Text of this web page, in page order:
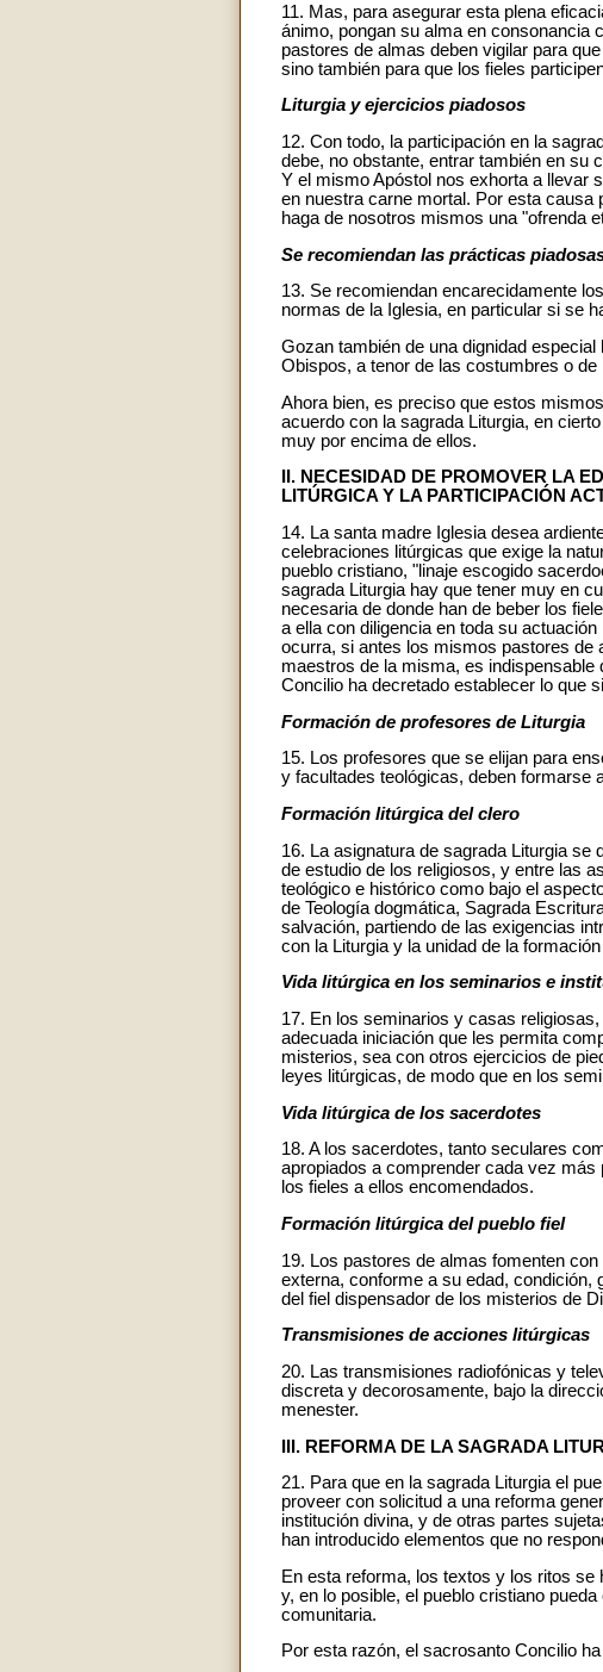
11. Mas, para asegurar esta plena
ánimo, pongan su alma en consonancia
pastores de almas deben vigilar para
sino también para que los fieles
Liturgia y ejercicios piadosos
12. Con todo, la participación en la
debe, no obstante, entrar también en su
Y el mismo Apóstol nos exhorta a llevar
en nuestra carne mortal. Por esta causa
haga de nosotros mismos una "ofrenda
Se recomiendan las prácticas
13. Se recomiendan encarecidamente
normas de la Iglesia, en particular si se
Gozan también de una dignidad
Obispos, a tenor de las costumbres o
Ahora bien, es preciso que estos
acuerdo con la sagrada Liturgia, en
muy por encima de ellos.
II. NECESIDAD DE PROMOVER LA
LITÚRGICA Y LA PARTICIPACIÓN
14. La santa madre Iglesia desea
celebraciones litúrgicas que exige la
pueblo cristiano, "linaje escogido
sagrada Liturgia hay que tener muy en
necesaria de donde han de beber los
a ella con diligencia en toda su
ocurra, si antes los mismos pastores de
maestros de la misma, es indispensable
Concilio ha decretado establecer lo que
Formación de profesores de Liturgia
15. Los profesores que se elijan para
y facultades teológicas, deben formarse
Formación litúrgica del clero
16. La asignatura de sagrada Liturgia
de estudio de los religiosos, y entre las
teológico e histórico como bajo el
de Teología dogmática, Sagrada
salvación, partiendo de las exigencias
con la Liturgia y la unidad de la
Vida litúrgica en los seminarios e
17. En los seminarios y casas
adecuada iniciación que les permita
misterios, sea con otros ejercicios de
leyes litúrgicas, de modo que en los
Vida litúrgica de los sacerdotes
18. A los sacerdotes, tanto seculares
apropiados a comprender cada vez
los fieles a ellos encomendados.
Formación litúrgica del pueblo fiel
19. Los pastores de almas fomenten
externa, conforme a su edad, condición,
del fiel dispensador de los misterios de
Transmisiones de acciones litúrgicas
20. Las transmisiones radiofónicas y
discreta y decorosamente, bajo la
menester.
III. REFORMA DE LA SAGRADA
21. Para que en la sagrada Liturgia el
proveer con solicitud a una reforma
institución divina, y de otras partes
han introducido elementos que no
En esta reforma, los textos y los ritos
y, en lo posible, el pueblo cristiano
comunitaria.
Por esta razón, el sacrosanto Concilio